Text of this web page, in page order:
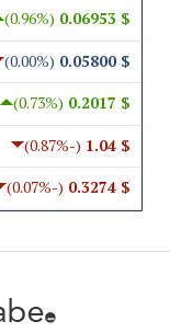
$ 0.06953
(0.96%)
$ 0.05800
(0.00%)
$ 0.2017
(0.73%)
$ 1.04
(-0.87%)
$ 0.3274
(-0.07%)